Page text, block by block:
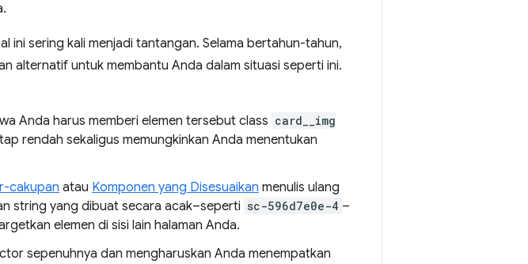
ini sering kali menjadi tantangan. Selama bertahun-tahun,
alternatif untuk membantu Anda dalam situasi seperti ini.
Anda harus memberi elemen tersebut class card__img
rendah sekaligus memungkinkan Anda menentukan
cakupan atau Komponen yang Disesuaikan menulis ulang
string yang dibuat secara acak–seperti sc-596d7e0e-4 –
elemen di sisi lain halaman Anda.
sepenuhnya dan mengharuskan Anda menempatkan